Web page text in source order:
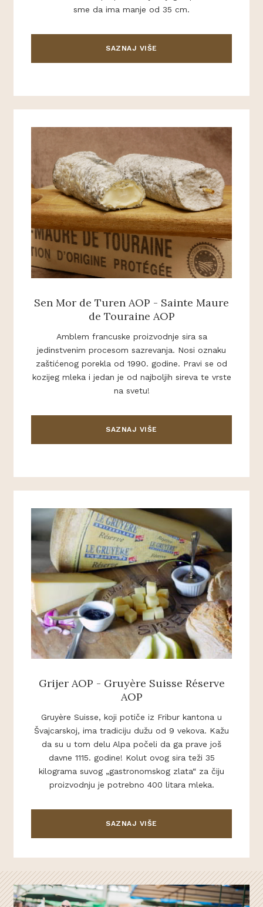
sme da ima manje od 35 cm.
SAZNAJ VIŠE
Sen Mor de Turen AOP - Sainte Maure
de Touraine AOP
Amblem francuske proizvodnje sira sa
jedinstvenim procesom sazrevanja. Nosi oznaku
zaštićenog porekla od 1990. godine. Pravi se od
kozijeg mleka i jedan je od najboljih sireva te vrste
na svetu!
SAZNAJ VIŠE
Grijer AOP - Gruyère Suisse Réserve
AOP
Gruyère Suisse, koji potiče iz Fribur kantona u
Švajcarskoj, ima tradiciju dužu od 9 vekova. Kažu
da su u tom delu Alpa počeli da ga prave još
davne 1115. godine! Kolut ovog sira teži 35
kilograma suvog „gastronomskog zlata“ za čiju
proizvodnju je potrebno 400 litara mleka.
SAZNAJ VIŠE